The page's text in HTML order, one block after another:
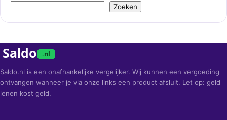
Zoeken
Saldo .nl
Saldo.nl is een onafhankelijke vergelijker. Wij kunnen een vergoeding
ontvangen wanneer je via onze links een product afsluit. Let op: geld
lenen kost geld.